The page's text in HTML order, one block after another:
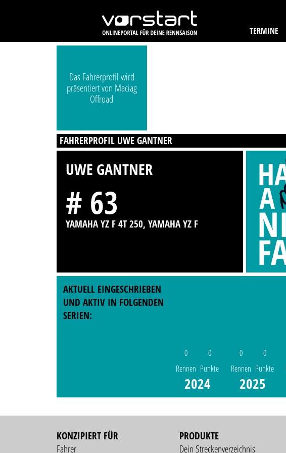
TERMINE
Das Fahrerprofil wird
präsentiert von Maciag
Offroad
FAHRERPROFIL UWE GANTNER
UWE GANTNER
# 63
YAMAHA YZ F 4T 250, YAMAHA YZ F
AKTUELL EINGESCHRIEBEN
UND AKTIV IN FOLGENDEN
SERIEN:
0
Rennen
0
Punkte
2024
0
Rennen
0
Punkte
2025
KONZIPIERT FÜR
Fahrer
PRODUKTE
Dein Streckenverzeichnis